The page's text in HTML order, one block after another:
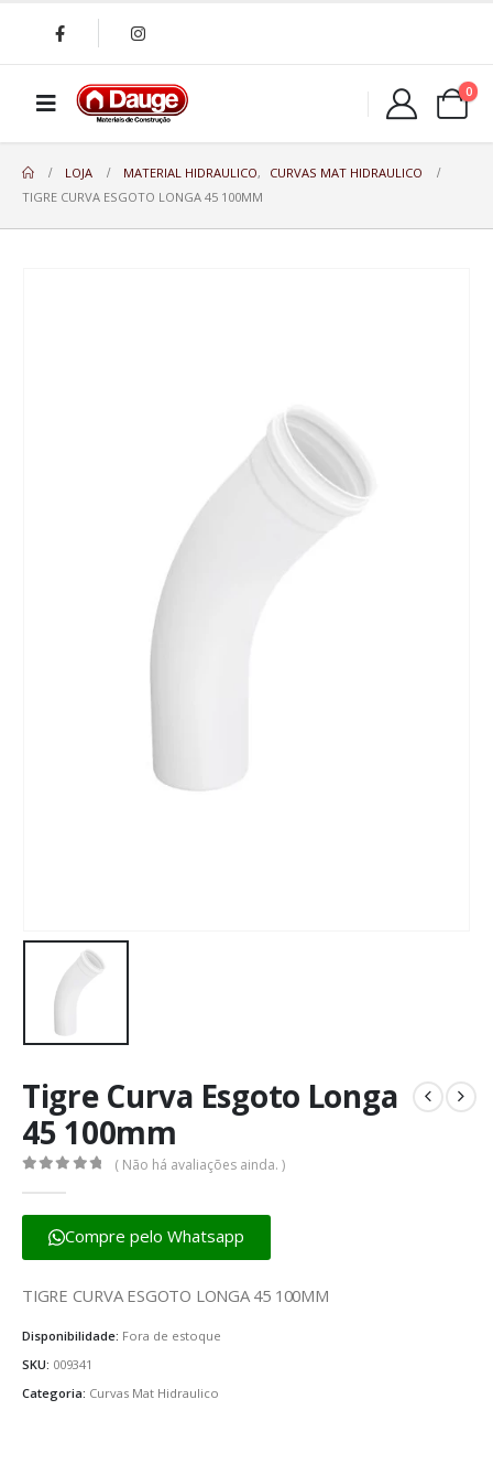
0
LOJA MATERIAL HIDRAULICO,
CURVAS MAT HIDRAULICO
TIGRE CURVA ESGOTO LONGA 45 100MM
Tigre Curva Esgoto Longa
45 100mm
( Não há avaliações ainda. )
Compre pelo Whatsapp
TIGRE CURVA ESGOTO LONGA 45 100MM
Disponibilidade: Fora de estoque
SKU: 009341
Categoria: Curvas Mat Hidraulico